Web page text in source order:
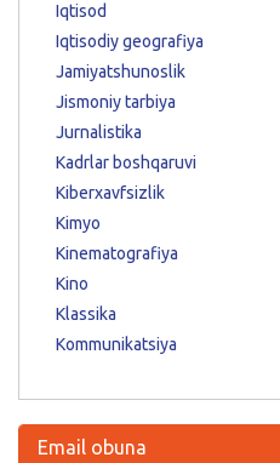
Iqtisod
Iqtisodiy geografiya
Jamiyatshunoslik
Jismoniy tarbiya
Jurnalistika
Kadrlar boshqaruvi
Kiberxavfsizlik
Kimyo
Kinematografiya
Kino
Klassika
Kommunikatsiya
Email obuna